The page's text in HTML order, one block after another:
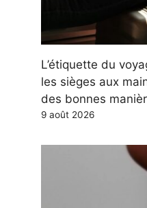
L’étiquette du
les sièges aux
des bonnes
9 août 2026